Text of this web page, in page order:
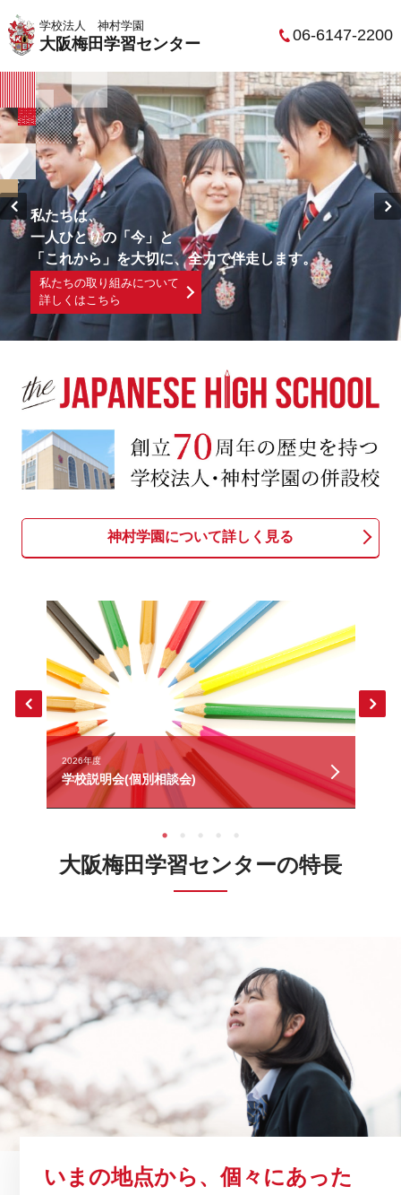
学校法人 神村学園
大阪梅田学習センター 06-6147-2200
私たちは、
一人ひとりの「今」と
「これから」を大切に、全力で伴走します。
私たちの取り組みについて
詳しくはこちら
神村学園について詳しく見る
2026年度
学校説明会(個別相談会)
大阪梅田学習センターの特長
いまの地点から、個々にあった